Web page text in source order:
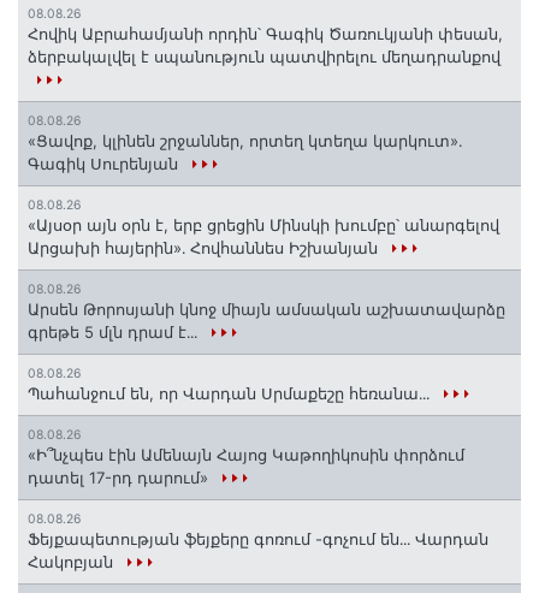
08.08.26
Հովիկ Աբրահամյանի որդին՝ Գագիկ Ծառուկյանի փեսան,
ձերբակալվել է սպանություն պատվիրելու մեղադրանքով
08.08.26
«Ցավոք, կլինեն շրջաններ, որտեղ կտեղա կարկուտ»․
Գագիկ Սուրենյան
08.08.26
«Այսօր այն օրն է, երբ ցրեցին Մինսկի խումբը՝ անարգելով
Արցախի հայերին»․ Հովհաննես Իշխանյան
08.08.26
Արսեն Թորոսյանի կնոջ միայն ամսական աշխատավարձը
գրեթե 5 մլն դրամ է․․․
08.08.26
Պահանջում են, որ Վարդան Սրմաքեշը հեռանա․․․
08.08.26
«Ի՞նչպես էին Ամենայն Հայոց Կաթողիկոսին փորձում
դատել 17-րդ դարում»
08.08.26
Ֆեյքապետության ֆեյքերը գոռում -գոչում են․․․ Վարդան
Հակոբյան